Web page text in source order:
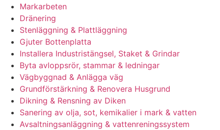
Markarbeten
Dränering
Stenläggning & Plattläggning
Gjuter Bottenplatta
Installera Industristängsel, Staket & Grindar
Byta avloppsrör, stammar & ledningar
Vägbyggnad & Anlägga väg
Grundförstärkning & Renovera Husgrund
Dikning & Rensning av Diken
Sanering av olja, sot, kemikalier i mark & vatten
Avsaltningsanläggning & vattenreningssystem